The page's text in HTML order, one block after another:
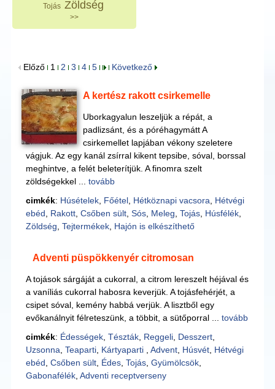
Tojás Zöldség
>>
Előző 1 2 3 4 5 Következő
A kertész rakott csirkemelle
Uborkagyalun leszeljük a répát, a
padlizsánt, és a póréhagymátt A
csirkemellet lapjában vékony szeletere
vágjuk. Az egy kanál zsírral kikent tepsibe, sóval, borssal
meghintve, a felét beleterítjük. A finomra szelt
zöldségekkel ... tovább
cimkék: Húsételek, Főétel, Hétköznapi vacsora
Hétvégi
ebéd
Rakott, Csőben sült, Sós, Meleg Tojás, Húsfélék,
Zöldség Tejtermékek, Hajón is elkészíthető
Adventi püspökkenyér citromosan
A tojások sárgáját a cukorral, a citrom lereszelt héjával és
a vaníliás cukorral habosra keverjük. A tojásfehérjét, a
csipet sóval, kemény habbá verjük. A lisztből egy
evőkanálnyit félreteszünk, a többit, a sütőporral ... tovább
cimkék: Édességek, Tészták, Reggeli, Desszert,
Uzsonna Teaparti, Kártyaparti Advent, Húsvét, Hétvégi
ebéd Csőben sült, Édes, Tojás, Gyümölcsök,
Gabonafélék, Adventi receptverseny